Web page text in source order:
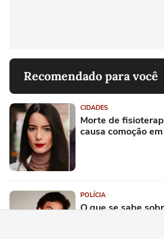
Recomendado para você
CIDADES
Morte de
causa comoção
POLÍCIA
O que se sabe